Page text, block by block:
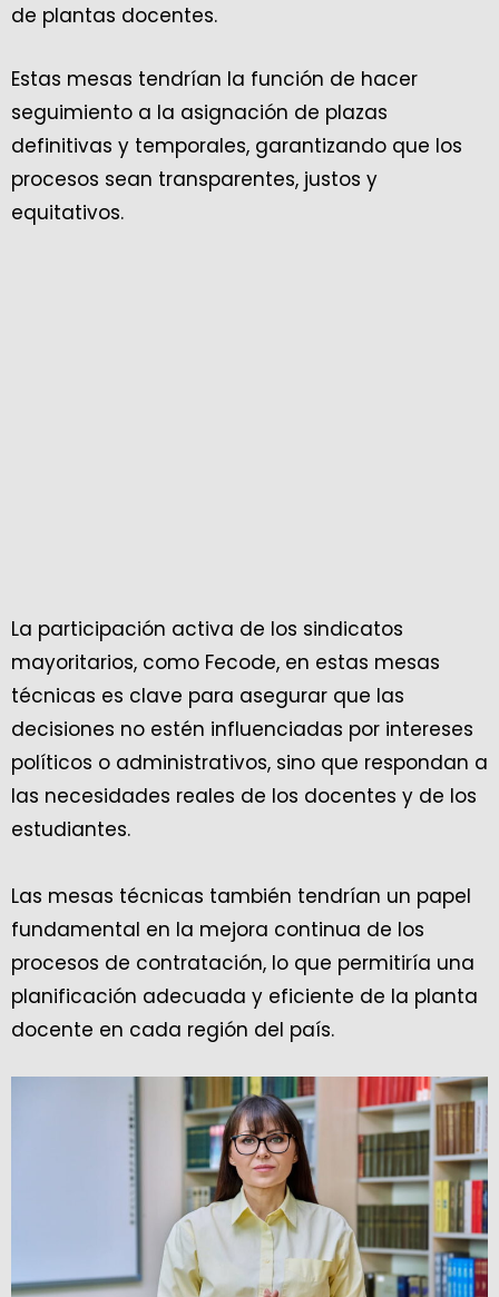
de plantas docentes.
Estas mesas tendrían la función de hacer
seguimiento a la asignación de plazas
definitivas y temporales, garantizando que los
procesos sean transparentes, justos y
equitativos.
La participación activa de los sindicatos
mayoritarios, como Fecode, en estas mesas
técnicas es clave para asegurar que las
decisiones no estén influenciadas por intereses
políticos o administrativos, sino que respondan a
las necesidades reales de los docentes y de los
estudiantes.
Las mesas técnicas también tendrían un papel
fundamental en la mejora continua de los
procesos de contratación, lo que permitiría una
planificación adecuada y eficiente de la planta
docente en cada región del país.